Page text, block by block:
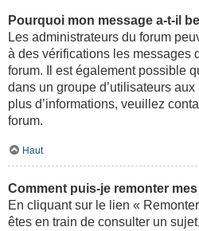
Pourquoi mon message a-t-il
Les administrateurs du forum
à des vérifications les messages
forum. Il est également possible
dans un groupe d’utilisateurs
plus d’informations, veuillez
forum.
Haut
Comment puis-je remonter
En cliquant sur le lien «
êtes en train de consulter un